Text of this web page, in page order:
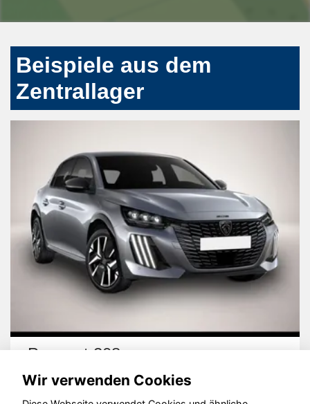
Beispiele aus dem
Zentrallager
Peugeot 208
Wir verwenden Cookies